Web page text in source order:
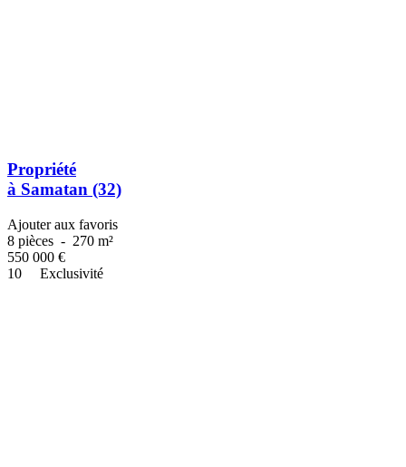
Propriété
à Samatan (32)
Ajouter aux favoris
8 pièces - 270 m²
550 000 €
10
Exclusivité